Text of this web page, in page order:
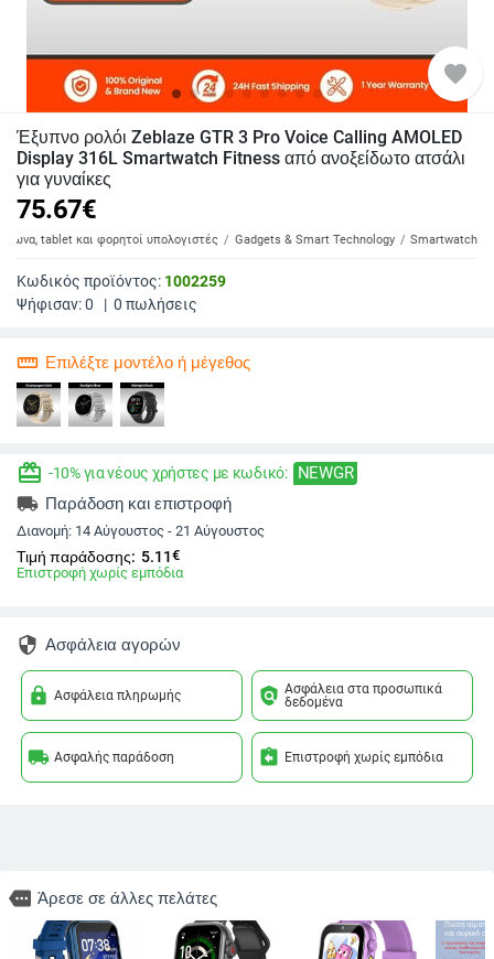
favorite
Έξυπνο ρολόι Zeblaze GTR 3 Pro Voice Calling AMOLED
Display 316L Smartwatch Fitness από ανοξείδωτο ατσάλι
για γυναίκες
75.67€
tablet και φορητοί υπολογιστές Gadgets & Smart Technology Smartwatch
Κωδικός προϊόντος: 1002259
Ψήφισαν:0 | 0 πωλήσεις
straighten Επιλέξτε μοντέλο ή μέγεθος
redeem -10% για νέους χρήστες με κωδικό: NEWGR
local_shipping Παράδοση και επιστροφή
Διανομή: 14 Αύγουστος - 21 Αύγουστος
Τιμή παράδοσης: 5.11€
Επιστροφή χωρίς εμπόδια
security Ασφάλεια αγορών
lock Ασφάλεια πληρωμής policy Ασφάλεια στα προσωπικά
δεδομένα
local_shipping Ασφαλής παράδοση assignment_return Επιστροφή χωρίς εμπόδια
more Άρεσε σε άλλες πελάτες